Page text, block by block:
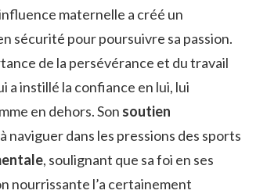
maternelle a créé un
sécurité pour poursuivre sa passion.
de la persévérance et du travail
instillé la confiance en lui, lui
en dehors. Son soutien
naviguer dans les pressions des sports
, soulignant que sa foi en ses
nourrissante l’a certainement